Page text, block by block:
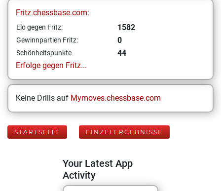
Fritz.chessbase.com:
Elo gegen Fritz: 1582
Gewinnpartien Fritz: 0
Schönheitspunkte
44
Erfolge gegen Fritz...
Keine Drills auf Mymoves.chessbase.com
STARTSEITE EINZELERGEBNISSE
Your Latest App
Activity